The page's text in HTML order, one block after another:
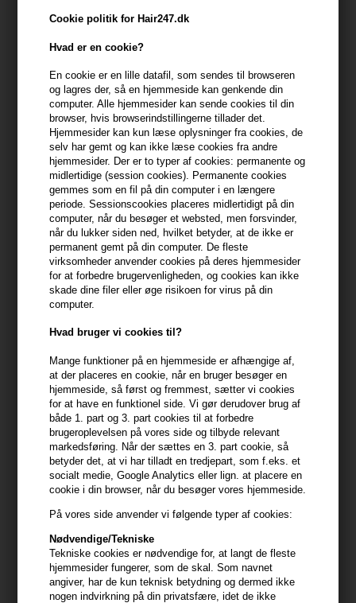
Cookie politik for Hair247.dk
Hvad er en cookie?
En cookie er en lille datafil, som sendes til browseren
og lagres der, så en hjemmeside kan genkende din
computer. Alle hjemmesider kan sende cookies til din
browser, hvis browserindstillingerne tillader det.
Hjemmesider kan kun læse oplysninger fra cookies, de
selv har gemt og kan ikke læse cookies fra andre
hjemmesider. Der er to typer af cookies: permanente og
midlertidige (session cookies). Permanente cookies
gemmes som en fil på din computer i en længere
periode. Sessionscookies placeres midlertidigt på din
computer, når du besøger et websted, men forsvinder,
når du lukker siden ned, hvilket betyder, at de ikke er
permanent gemt på din computer. De fleste
virksomheder anvender cookies på deres hjemmesider
for at forbedre brugervenligheden, og cookies kan ikke
skade dine filer eller øge risikoen for virus på din
computer.
Hvad bruger vi cookies til?
Mange funktioner på en hjemmeside er afhængige af,
at der placeres en cookie, når en bruger besøger en
hjemmeside, så først og fremmest, sætter vi cookies
for at have en funktionel side. Vi gør derudover brug af
både 1. part og 3. part cookies til at forbedre
brugeroplevelsen på vores side og tilbyde relevant
markedsføring. Når der sættes en 3. part cookie, så
betyder det, at vi har tilladt en tredjepart, som f.eks. et
socialt medie, Google Analytics eller lign. at placere en
cookie i din browser, når du besøger vores hjemmeside.
På vores side anvender vi følgende typer af cookies:
Nødvendige/Tekniske
Tekniske cookies er nødvendige for, at langt de fleste
hjemmesider fungerer, som de skal. Som navnet
angiver, har de kun teknisk betydning og dermed ikke
nogen indvirkning på din privatsfære, idet de ikke
min konto
399,10 DKK FRA GRATIS FRAGT
Beskrivelse Anmeldelser Fabrikant
IdHAIR Curly Xclusive Protein Conditioner 1000ml er en
reparerende og styrkende protein-balsam til krøllet hår.
Egenskaber
- Jojobaolie efterlader håret glansfuldt
- Mælkesyre lukker skællaget
- Modvirker krus
Ikke alle typer krøllet hår har gavn af protein-conditioner. Hvis dit
proteinoverbelastning, kan brug af en protein-conditioner faktisk
få dit hår til at føles tørt eller stift. Det er derfor vigtigt at lytte til dit
hår og justere din hårplejerutine derefter.
Curly Girl hår: En protein-conditioner bruges ofte i kombination
med en fugtgivende conditioner
Anvendelse
- Massér ind i fugtige længder og spidser
- Når du har påført conditioneren, kan du bruge dine fingre eller
en kam med brede tænder til udredning af dit hår
- Skyl ud
For en stærkere effekt:
- Lad sidde i håret i 15-30 minutter eller natten over